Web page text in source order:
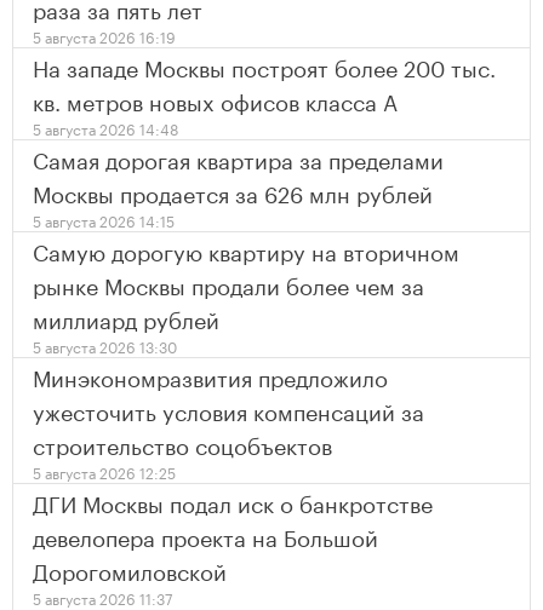
раза за пять лет
5 августа 2026 16:19
На западе Москвы построят более 200 тыс.
кв. метров новых офисов класса А
5 августа 2026 14:48
Самая дорогая квартира за пределами
Москвы продается за 626 млн рублей
5 августа 2026 14:15
Самую дорогую квартиру на вторичном
рынке Москвы продали более чем за
миллиард рублей
5 августа 2026 13:30
Минэкономразвития предложило
ужесточить условия компенсаций за
строительство соцобъектов
5 августа 2026 12:25
ДГИ Москвы подал иск о банкротстве
девелопера проекта на Большой
Дорогомиловской
5 августа 2026 11:37